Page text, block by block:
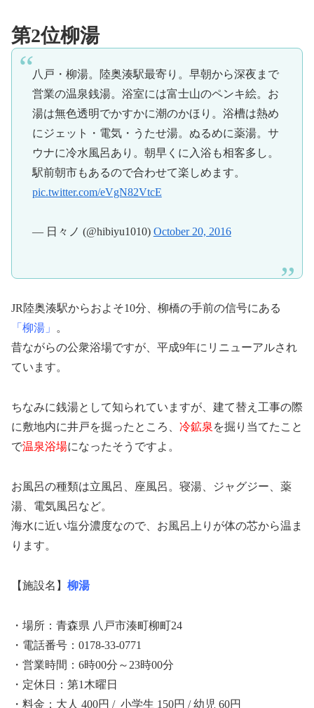
第2位柳湯
八戸・柳湯。陸奥湊駅最寄り。早朝から深夜まで
営業の温泉銭湯。浴室には富士山のペンキ絵。お
湯は無色透明でかすかに潮のかほり。浴槽は熱め
にジェット・電気・うたせ湯。ぬるめに薬湯。サ
ウナに冷水風呂あり。朝早くに入浴も相客多し。
駅前朝市もあるので合わせて楽しめます。
pic.twitter.com/eVgN82VtcE
— 日々ノ (@hibiyu1010) October 20, 2016
JR陸奥湊駅からおよそ10分、柳橋の手前の信号にある
「柳湯」
。
昔ながらの公衆浴場ですが、平成9年にリニューアルされ
ています。
ちなみに銭湯として知られていますが、建て替え工事の際
に敷地内に井戸を掘ったところ、 冷鉱泉 を掘り当てたこと
で温泉浴場になったそうですよ。
お風呂の種類は立風呂、座風呂。寝湯、ジャグジー、薬
湯、電気風呂など。
海水に近い塩分濃度なので、お風呂上りが体の芯から温ま
ります。
【施設名】 柳湯
・場所：青森県 八戸市湊町柳町24
・電話番号：0178-33-0771
・営業時間：6時00分～23時00分
・定休日：第1木曜日
・料金：大人 400円 / 小学生 150円 / 幼児 60円